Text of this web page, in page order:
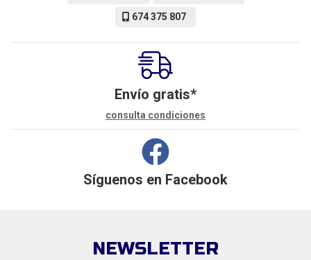
674 375 807
Envío gratis*
consulta condiciones
Síguenos en Facebook
NEWSLETTER